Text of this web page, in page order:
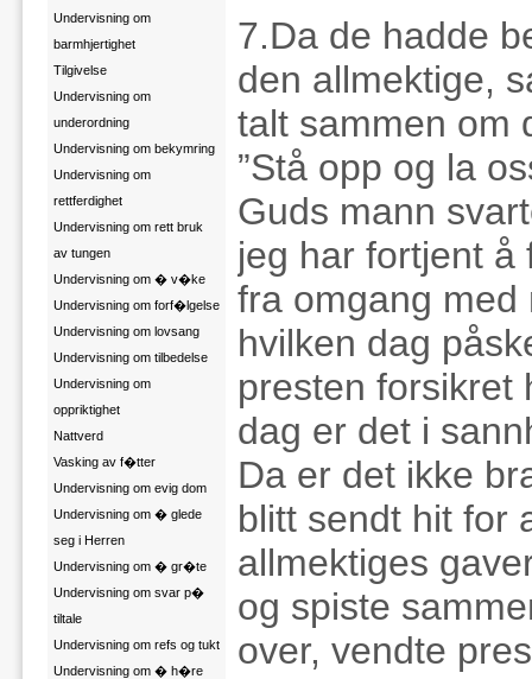
Undervisning om
barmhjertighet
Tilgivelse
Undervisning om
underordning
Undervisning om bekymring
Undervisning om
rettferdighet
Undervisning om rett bruk
av tungen
Undervisning om � v�ke
Undervisning om forf�lgelse
Undervisning om lovsang
Undervisning om tilbedelse
Undervisning om
oppriktighet
Nattverd
Vasking av f�tter
Undervisning om evig dom
Undervisning om � glede
seg i Herren
Undervisning om � gr�te
Undervisning om svar p�
tiltale
Undervisning om refs og tukt
Undervisning om � h�re
7.Da de hadde
den allmektige,
talt sammen om
”Stå opp og la
Guds mann
jeg har fortjent å
fra omgang med
hvilken dag
presten forsikret
dag er det i
Da er det ikke
blitt sendt hit for
allmektiges
og spiste
over, vendte